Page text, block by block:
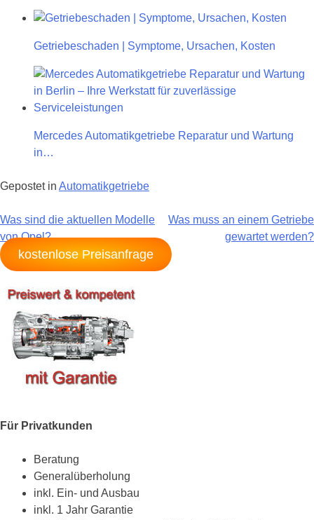
Getriebeschaden | Symptome, Ursachen, Kosten
Mercedes Automatikgetriebe Reparatur und Wartung
in…
Gepostet in Automatikgetriebe
Beitragsnavigation
Was sind die aktuellen Modelle
von Opel?
Was muss an einem Getriebe
gewartet werden?
kostenlose Preisanfrage
Für Privatkunden
Beratung
Generalüberholung
inkl. Ein- und Ausbau
inkl. 1 Jahr Garantie